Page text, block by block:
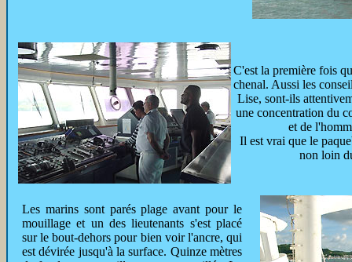
C'est la première fois
chenal. Aussi les
Lise, sont-ils
une concentration du
et de
Il est vrai que le
non loin
Les marins sont parés plage avant pour le
mouillage et un des lieutenants s'est placé
sur le bout-dehors pour bien voir l'ancre, qui
est dévirée jusqu'à la surface. Quinze mètres